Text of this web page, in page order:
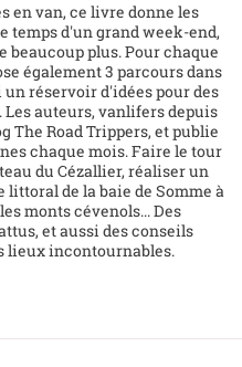
en van, ce livre donne les
temps d'un grand week-end,
beaucoup plus. Pour chaque
également 3 parcours dans
réservoir d'idées pour des
auteurs, vanlifers depuis
The Road Trippers, et publie
chaque mois. Faire le tour
du Cézallier, réaliser un
de la baie de Somme à
monts cévenols... Des
et aussi des conseils
lieux incontournables.